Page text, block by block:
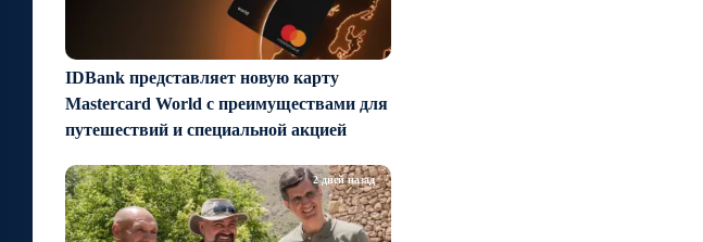
IDBank представляет новую карту
Mastercard World с преимуществами для
путешествий и специальной акцией
2 дней назад